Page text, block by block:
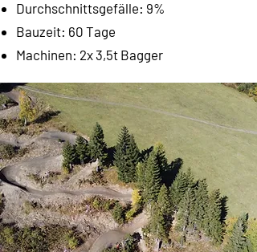
Durchschnittsgefälle: 9%
Bauzeit: 60 Tage
Machinen: 2x 3,5t Bagger